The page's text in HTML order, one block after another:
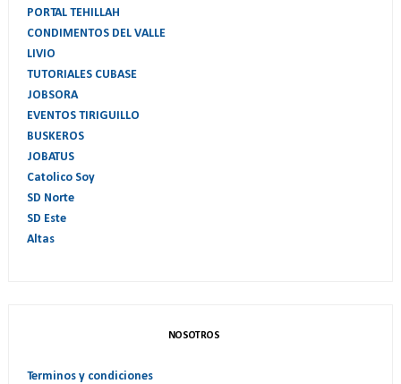
PORTAL TEHILLAH
CONDIMENTOS DEL VALLE
LIVIO
TUTORIALES CUBASE
JOBSORA
EVENTOS TIRIGUILLO
BUSKEROS
JOBATUS
Catolico Soy
SD Norte
SD Este
Altas
NOSOTROS
Terminos y condiciones